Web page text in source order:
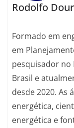
Rodolfo
Formado em
em
pesquisador no
Brasil e
desde 2020. As
energética,
energética e